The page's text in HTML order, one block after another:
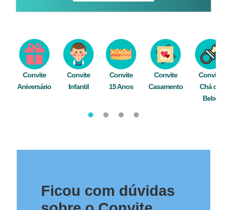
Convite
Aniversário
Convite
Infantil
Convite
15 Anos
Convite
Casamento
Convite
Chá de
Bebê
Ficou com dúvidas